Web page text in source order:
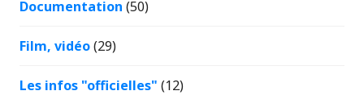
Documentation (50)
Film, vidéo(29)
Les infos "officielles" (12)